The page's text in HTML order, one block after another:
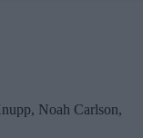
Noah Carlson,